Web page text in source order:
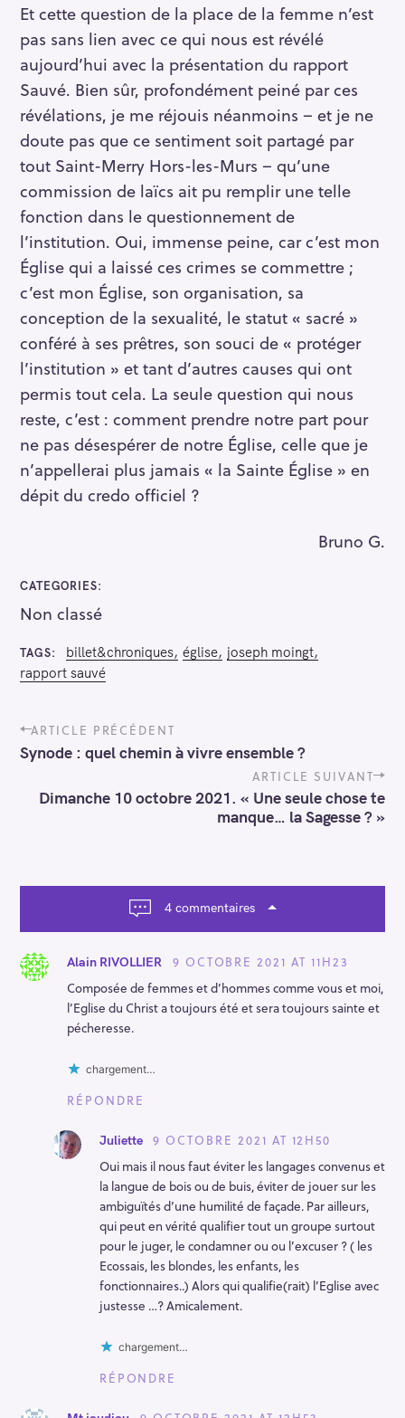
Et cette question de la place de la femme n’est
pas sans lien avec ce qui nous est révélé
aujourd’hui avec la présentation du rapport
Sauvé. Bien sûr, profondément peiné par ces
révélations, je me réjouis néanmoins – et je ne
doute pas que ce sentiment soit partagé par
tout Saint-Merry Hors-les-Murs – qu’une
commission de laïcs ait pu remplir une telle
fonction dans le questionnement de
l’institution. Oui, immense peine, car c’est mon
Église qui a laissé ces crimes se commettre ;
c’est mon Église, son organisation, sa
conception de la sexualité, le statut « sacré »
conféré à ses prêtres, son souci de « protéger
l’institution » et tant d’autres causes qui ont
permis tout cela. La seule question qui nous
reste, c’est : comment prendre notre part pour
ne pas désespérer de notre Église, celle que je
n’appellerai plus jamais « la Sainte Église » en
dépit du credo officiel ?
Bruno G.
CATEGORIES
Non classé
TAGS billet&chroniques église
joseph moingt
rapport sauvé
P
o
s
a
n
ARTICLE PRÉCÉDENT
Synode : quel chemin à vivre ensemble ?
ARTICLE SUIVANT
Dimanche 10 octobre 2021. « Une seule chose te
manque… la Sagesse ? »
4 commentaires
Alain RIVOLLIER
9 OCTOBRE 2021 AT 11H23
Composée de femmes et d’hommes comme vous et moi,
l’Eglise du Christ a toujours été et sera toujours sainte et
pécheresse.
chargement…
RÉPONDRE
Juliette
9 OCTOBRE 2021 AT 12H50
Oui mais il nous faut éviter les langages convenus et
la langue de bois ou de buis, éviter de jouer sur les
ambiguïtés d’une humilité de façade. Par ailleurs,
qui peut en vérité qualifier tout un groupe surtout
pour le juger, le condamner ou ou l’excuser ? ( les
Ecossais, les blondes, les enfants, les
fonctionnaires..) Alors qui qualifie(rait) l’Eglise avec
justesse …? Amicalement.
chargement…
RÉPONDRE